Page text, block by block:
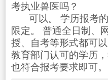
考执业兽医吗？
可以。 学历报考的
限定。 普通全日制、
授、自考等形式都可
教育部门认可的学历
也符合报考要求即可。